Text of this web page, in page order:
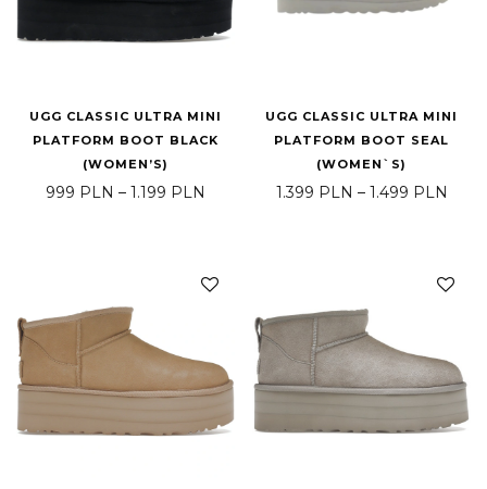
UGG CLASSIC ULTRA MINI
PLATFORM BOOT BLACK
(WOMEN’S)
999 PLN – 1.199 PLN Price range: 999 PLN through 1.199
UGG CLASSIC ULTRA MINI
PLATFORM BOOT SEAL
(WOMEN`S)
1.399 PLN – 1.499 PLN